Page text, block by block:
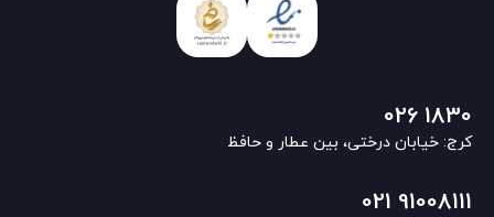
026 1830
کرج: خیابان درختی، بین عطار و حافظ
021 91008111